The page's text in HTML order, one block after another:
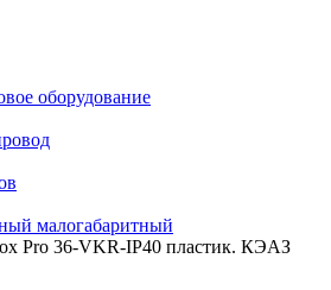
оборудование
малогабаритный
Pro 36-VKR-IP40 пластик. КЭАЗ